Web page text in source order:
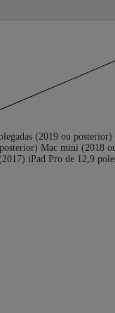
(2019 ou
Mac mini (2018
iPad Pro de 12,9